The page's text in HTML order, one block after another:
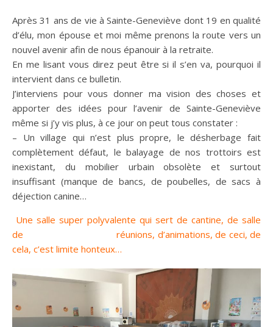
Après 31 ans de vie à Sainte-Geneviève dont 19 en qualité
d’élu, mon épouse et moi même prenons la route vers un
nouvel avenir afin de nous épanouir à la retraite.
En me lisant vous direz peut être si il s’en va, pourquoi il
intervient dans ce bulletin.
J’interviens pour vous donner ma vision des choses et
apporter des idées pour l’avenir de Sainte-Geneviève
même si j’y vis plus, à ce jour on peut tous constater :
– Un village qui n’est plus propre, le désherbage fait
complètement défaut, le balayage de nos trottoirs est
inexistant, du mobilier urbain obsolète et surtout
insuffisant (manque de bancs, de poubelles, de sacs à
déjection canine…
Une salle super polyvalente qui sert de cantine, de salle
de réunions, d’animations, de ceci, de
cela, c’est limite honteux…